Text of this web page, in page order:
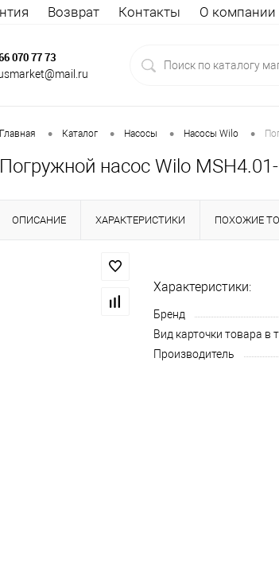
Возврат Контакты О компании
070 77 73
Главная • Каталог • Насосы • Насосы Wilo •
Погружной насос Wilo
ОПИСАНИЕ ХАРАКТЕРИСТИКИ ПОХОЖИЕ
Характеристики:
Бренд
Вид карточки товара в
Производитель